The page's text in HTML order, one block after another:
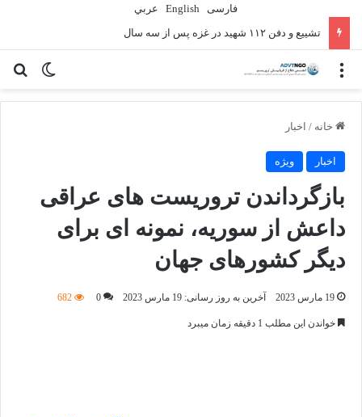
فارسی English
عربي
تشییع و دفن ۱۱۲ شهید در غزه پس از سه سال
تغییر منو
خانه / اخبار
اخبار ویژه
بازگرداندن تروریست های عراقی
داعش از سوریه، نمونه ای برای
دیگر کشورهای جهان
19 مارس 2023 آخرین به روز رسانی: 19 مارس 2023 0
682
خواندن این مطلب 1 دقیقه زمان میبرد